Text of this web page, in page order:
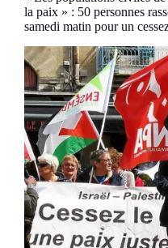
la paix » : 50 personnes
samedi matin pour un